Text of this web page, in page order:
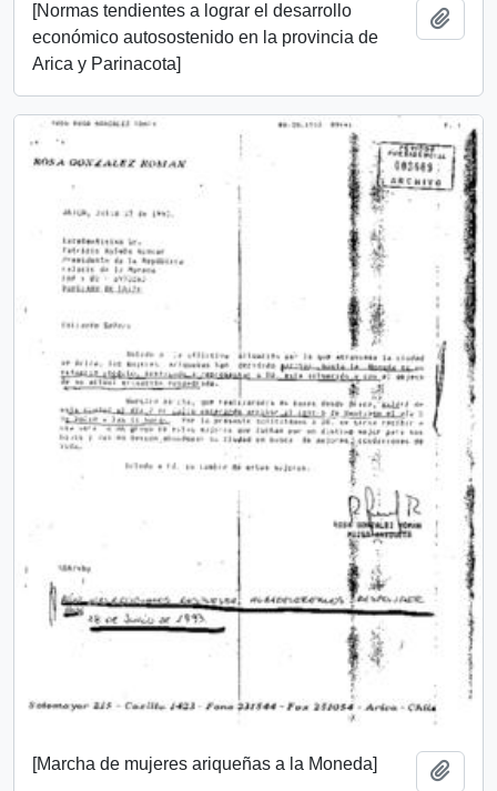
[Normas tendientes a lograr el desarrollo
económico autosostenido en la provincia de
Arica y Parinacota]
[Marcha de mujeres ariqueñas a la Moneda]